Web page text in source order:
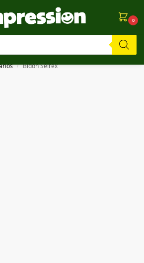
0
pruebas. Si algo falla, ¡Perdón!⚠️
/ Bidón Seirex